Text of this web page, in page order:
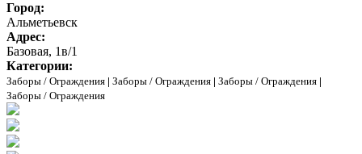
Город:
Альметьевск
Адрес:
Базовая, 1в/1
Категории:
Заборы / Ограждения | Заборы / Ограждения | Заборы / Ограждения |
Заборы / Ограждения